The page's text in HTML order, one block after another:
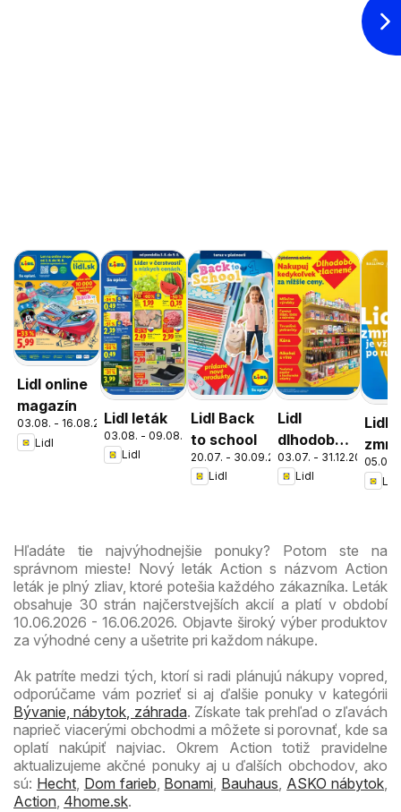
Lidl online
magazín
03.08. - 16.08.2026
Lidl
Lidl leták
03.08. - 09.08.2026
Lidl
Lidl Back
to school
20.07. - 30.09.2026
Lidl
Lidl
dlhodobo
zlacnené
03.07. - 31.12.2026
Lidl
Lidl
05.05.
Lidl
Hľadáte tie najvýhodnejšie ponuky? Potom ste na
správnom mieste! Nový leták Action s názvom Action
leták je plný zliav, ktoré potešia každého zákazníka. Leták
obsahuje 30 strán najčerstvejších akcií a platí v období
10.06.2026 - 16.06.2026. Objavte široký výber produktov
za výhodné ceny a ušetrite pri každom nákupe.
Ak patríte medzi tých, ktorí si radi plánujú nákupy vopred,
odporúčame vám pozrieť si aj ďalšie ponuky v kategórii
Bývanie, nábytok, záhrada. Získate tak prehľad o zľavách
naprieč viacerými obchodmi a môžete si porovnať, kde sa
oplatí nakúpiť najviac. Okrem Action totiž pravidelne
aktualizujeme akčné ponuky aj u ďalších obchodov, ako
sú: Hecht, Dom farieb, Bonami, Bauhaus, ASKO nábytok,
Action, 4home.sk.